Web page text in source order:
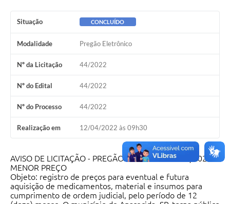
Secretaria de Saúde (Relações ESF)
ISS Online (Gerar Senha de Acesso / Acesso ao Sistema)
Galeria de Fotos
Audiências Públicas
Cemitérios
Arquivos para Download
Galeria de Vídeos
Projetos
Situação CONCLUÍDO
Modalidade Pregão Eletrônico
Nº da Licitação 44/2022
Nº do Edital 44/2022
Nº do Processo 44/2022
Realização em 12/04/2022 às 09h30
AVISO DE LICITAÇÃO - PREGÃO ELETRÔNICO 044/2022 -
MENOR PREÇO
Objeto: registro de preços para eventual e futura
aquisição de medicamentos, material e insumos para
cumprimento de ordem judicial, pelo período de 12